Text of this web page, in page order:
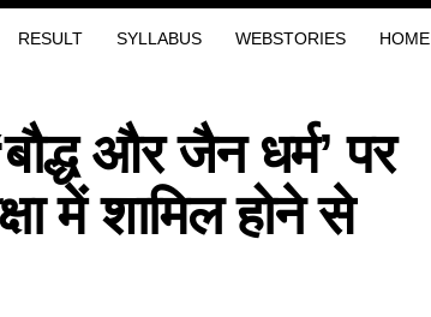
RESULT SYLLABUS WEBSTORIES HOME
और जैन धर्म’ पर
में शामिल होने से